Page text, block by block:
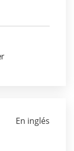
En inglés